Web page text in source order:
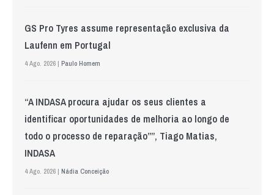
GS Pro Tyres assume representação exclusiva da
Laufenn em Portugal
4 Ago. 2026 | Paulo Homem
“A INDASA procura ajudar os seus clientes a
identificar oportunidades de melhoria ao longo de
todo o processo de reparação””, Tiago Matias,
INDASA
4 Ago. 2026 | Nádia Conceição